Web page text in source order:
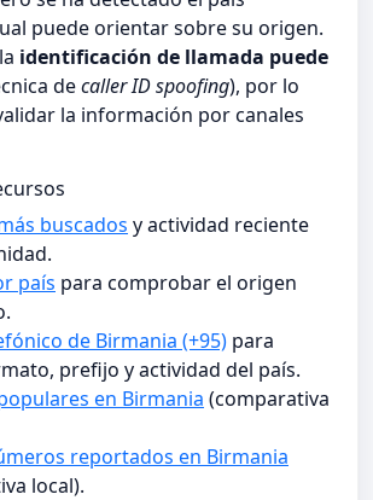
puede orientar sobre su origen.
identificación de llamada puede
decaller ID spoofing), por lo
la información por canales
buscados y actividad reciente
país para comprobar el origen
de Birmania (+95) para
prefijo y actividad del país.
en Birmania (comparativa
reportados en Birmania
local).